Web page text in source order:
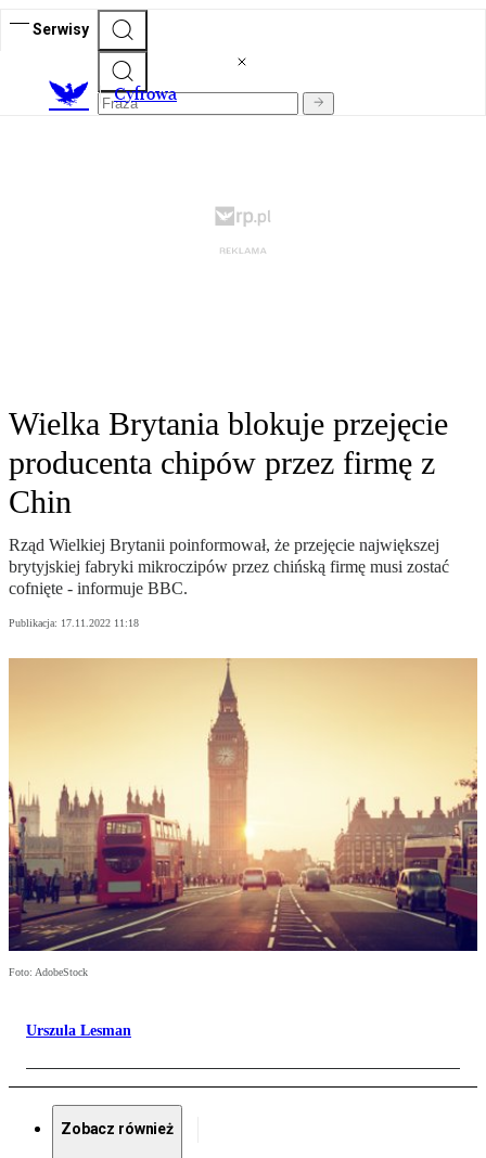
Serwisy
Cyfrowa
Wielka Brytania blokuje przejęcie
producenta chipów przez firmę z
Chin
Rząd Wielkiej Brytanii poinformował, że przejęcie największej
brytyjskiej fabryki mikroczipów przez chińską firmę musi zostać
cofnięte - informuje BBC.
Publikacja: 17.11.2022 11:18
Foto: AdobeStock
Urszula Lesman
Zobacz również